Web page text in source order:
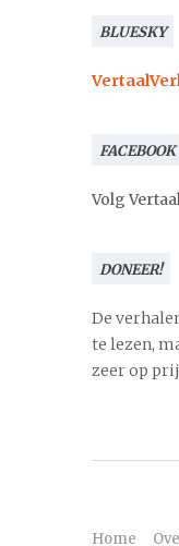
BLUESKY
FACEBOOK
Volg
DONEER!
De
te lezen,
zeer op
Home